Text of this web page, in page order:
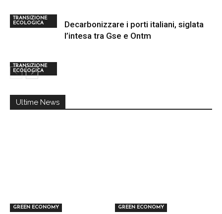
TRANSIZIONE
ECOLOGICA
TRANSIZIONE
ECOLOGICA
Decarbonizzare i porti italiani, siglata
l’intesa tra Gse e Ontm
Ultime News
GREEN ECONOMY GREEN ECONOMY